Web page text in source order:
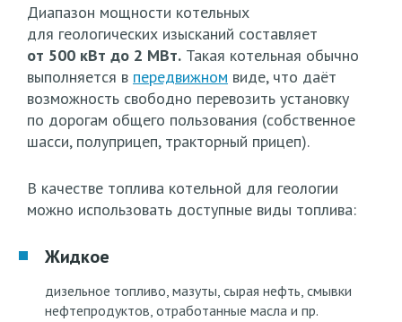
Диапазон мощности котельных
для геологических изысканий составляет
от 500 кВт до 2 МВт. Такая котельная обычно
выполняется в передвижном виде, что даёт
возможность свободно перевозить установку
по дорогам общего пользования (собственное
шасси, полуприцеп, тракторный прицеп).
В качестве топлива котельной для геологии
можно использовать доступные виды топлива:
Жидкое
дизельное топливо, мазуты, сырая нефть, смывки
нефтепродуктов, отработанные масла и пр.